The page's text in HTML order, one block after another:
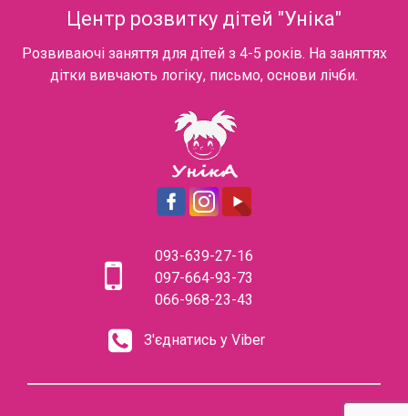
Центр розвитку дітей "Уніка"
Розвиваючі заняття для дітей з 4-5 років. На заняттях
дітки вивчають логіку, письмо, основи лічби.
093-639-27-16
097-664-93-73
066-968-23-43
З'єднатись у Viber